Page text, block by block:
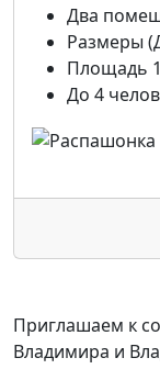
Два
Размеры
Площадь
До 4
Приглашаем к
Владимира и